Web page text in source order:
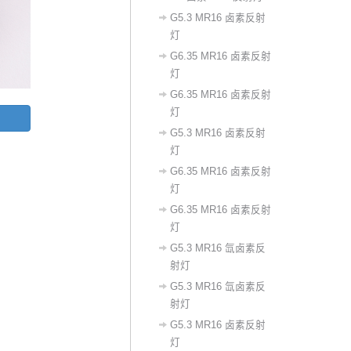
G5.3 MR16 卤素反射
灯
G6.35 MR16 卤素反射
灯
G6.35 MR16 卤素反射
灯
G5.3 MR16 卤素反射
灯
G6.35 MR16 卤素反射
灯
G6.35 MR16 卤素反射
灯
G5.3 MR16 氙卤素反
射灯
G5.3 MR16 氙卤素反
射灯
G5.3 MR16 卤素反射
灯